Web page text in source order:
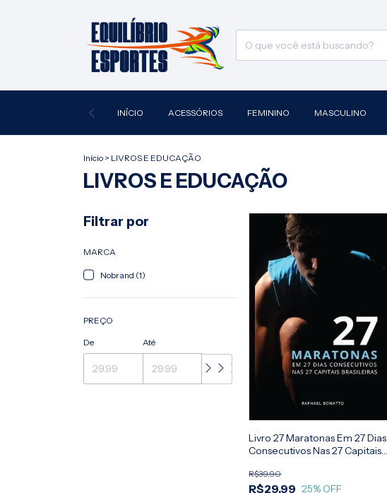
INÍCIO ACESSÓRIOS FEMININO MASCULINO
Início > LIVROS E EDUCAÇÃO
LIVROS E EDUCAÇÃO
Filtrar por
MARCA
Nobrand (1)
PREÇO
De Até
Livro 27 Maratonas Em 27 Dias
Consecutivos Nas 27 Capitais
R$29,99
R$39,90
25% OFF